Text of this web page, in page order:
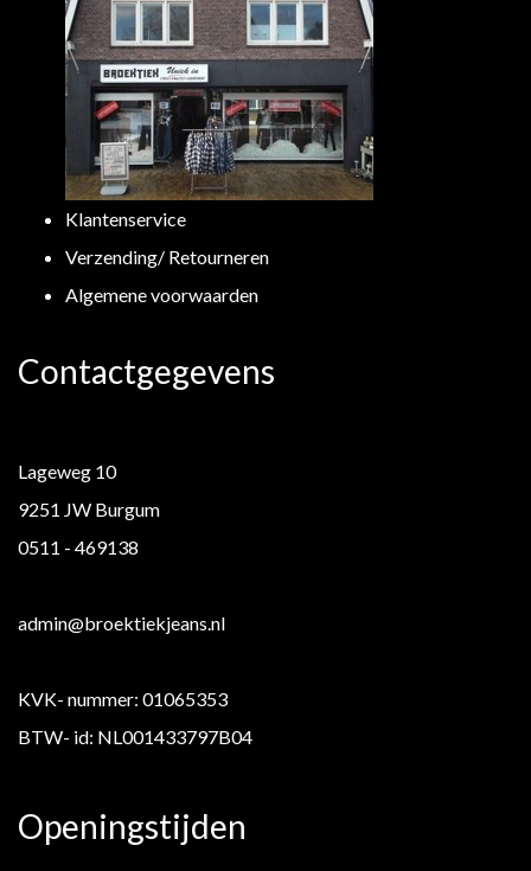
Klantenservice
Verzending/ Retourneren
Algemene voorwaarden
Contactgegevens
Lageweg 10
9251 JW Burgum
0511 - 469138
admin@broektiekjeans.nl
KVK- nummer: 01065353
BTW- id: NL001433797B04
Openingstijden